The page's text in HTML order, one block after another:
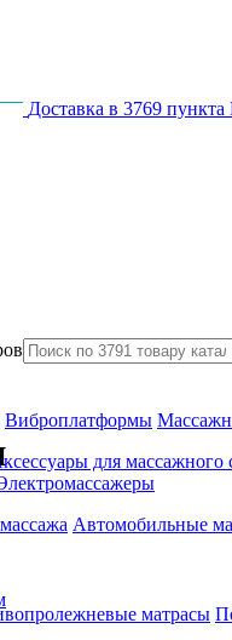
Доставка в 3769
Виброплатформы
для массажного
Автомобильные
матрасы